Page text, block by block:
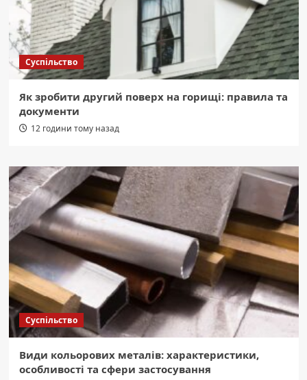
Суспільство
Як зробити другий поверх на горищі: правила та
документи
12 години тому назад
Суспільство
Види кольорових металів: характеристики,
особливості та сфери застосування